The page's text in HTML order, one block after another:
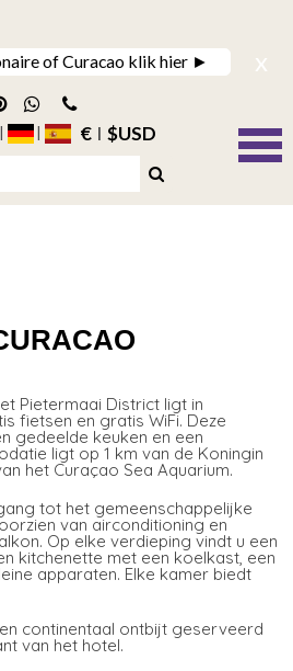
of Curacao klik hier ► x
€ $USD
Pietermaai District ligt in
fietsen en gratis WiFi. Deze
gedeelde keuken en een
ligt op 1 km van de Koningin
het Curaçao Sea Aquarium.
tot het gemeenschappelijke
van airconditioning en
Op elke verdieping vindt u een
kitchenette met een koelkast, een
apparaten. Elke kamer biedt
continentaal ontbijt geserveerd
van het hotel.